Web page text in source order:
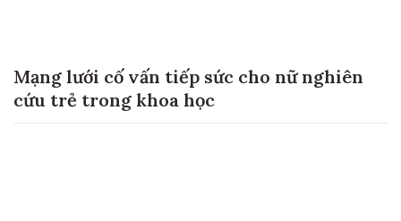
Mạng lưới cố vấn tiếp sức cho nữ nghiên
cứu trẻ trong khoa học